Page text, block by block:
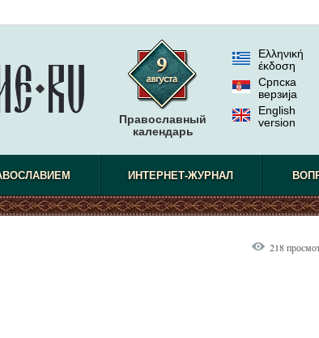
Православный
календарь
Ελληνική
έκδοση
Српска
верзиjа
English
version
ИНТЕРНЕТ-ЖУРНАЛ
218